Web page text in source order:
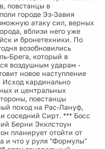
повстанцы в
городе Эз-Завия
атаку сил, верных
вблизи него уже
и бронетехники. По
возобновились
Брега, который в
воздушным ударам -
новое наступление
Исход кардинально
и центральных
повстанцы
поход на Рас-Лануф,
соседний Сирт. *** Босс
Берни Экклстоун
планирует отойти от
и что у руля "Формулы"